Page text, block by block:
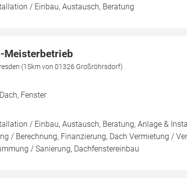
/ Einbau, Austausch, Beratung
Meisterbetrieb
(15km von 01326 Großröhrsdorf)
Fenster
/ Einbau, Austausch, Beratung, Anlage &
/ Berechnung, Finanzierung, Dach Vermietung /
/ Sanierung, Dachfenstereinbau